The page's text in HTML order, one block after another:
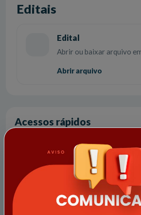
Editais
Edital
Abrir ou baixar arquivo
Abrir arquivo
Acessos rápidos
CIDADÃO